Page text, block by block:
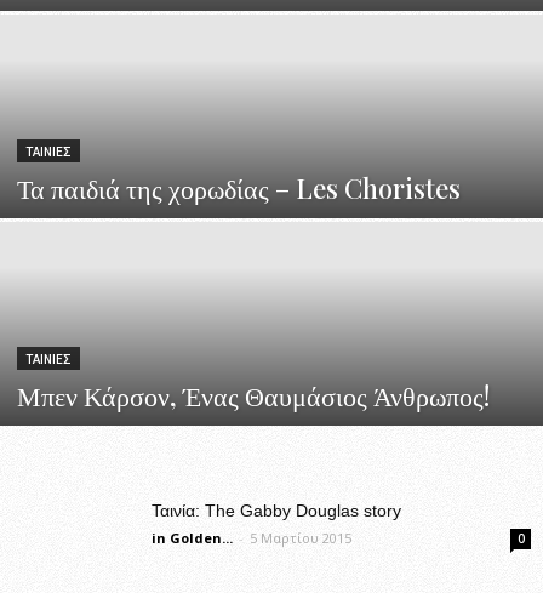
ΤΑΙΝΊΕΣ
Τα παιδιά της χορωδίας – Les Choristes
ΤΑΙΝΊΕΣ
Μπεν Κάρσον, Ένας Θαυμάσιος Άνθρωπος!
Ταινία: The Gabby Douglas story
in Golden... - 5 Μαρτίου 2015 0